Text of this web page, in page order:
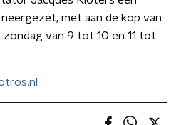
met aan de kop van
zondag van 9 tot 10 en 11 tot